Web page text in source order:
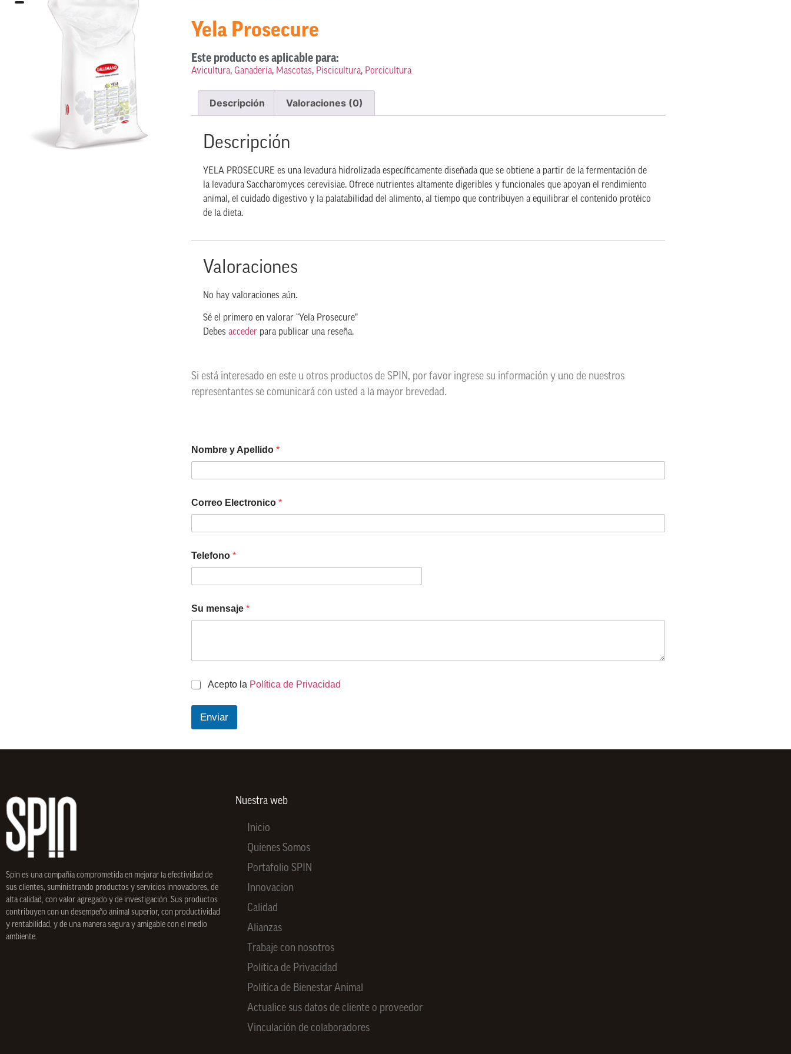
Yela Prosecure
Este producto es aplicable para:
Avicultura, Ganadería, Mascotas, Piscicultura, Porcicultura
Descripción Valoraciones (0)
Descripción
YELA PROSECURE es una levadura hidrolizada específicamente diseñada que se obtiene a partir de la fermentación de
la levadura Saccharomyces cerevisiae. Ofrece nutrientes altamente digeribles y funcionales que apoyan el rendimiento
animal, el cuidado digestivo y la palatabilidad del alimento, al tiempo que contribuyen a equilibrar el contenido protéico
de la dieta.
Valoraciones
No hay valoraciones aún.
Sé el primero en valorar “Yela Prosecure”
Debes accederpara publicar una reseña.
Si está interesado en este u otros productos de SPIN, por favor ingrese su información y uno de nuestros
representantes se comunicará con usted a la mayor brevedad.
Nombre y Apellido *
Correo Electronico *
Telefono *
Su mensaje *
C
e
k
o
Acepto la Política de Privacidad
Enviar
Spin es una compañía comprometida en mejorar la efectividad de
sus clientes, suministrando productos y servicios innovadores, de
alta calidad, con valor agregado y de investigación. Sus productos
contribuyen con un desempeño animal superior, con productividad
y rentabilidad, y de una manera segura y amigable con el medio
ambiente.
Nuestra web
Inicio
Quienes Somos
Portafolio SPIN
Innovacion
Calidad
Alianzas
Trabaje con nosotros
Política de Privacidad
Política de Bienestar Animal
Actualice sus datos de cliente o proveedor
Vinculación de colaboradores